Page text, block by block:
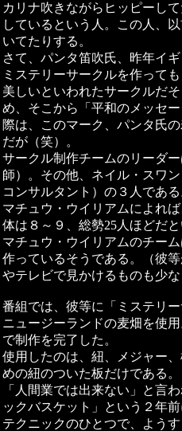
カリナ吹きながらヒッピーし
しているという人。この人、
いてたりする。
さて、パンタ笛吹氏、昨年イ
ミステリーサークルを作って
美しいといわれたサークルだ
め、そこから「平和のメッセ
際は、このマーク、パンタ氏
だが（笑）。
サークル制作チームのリーダ
師）。その他、ネイル・スワ
コンサルタント）の３人である
マチュウ・ウイリアムによれ
体は８～９、総勢25人ほどだと
マチュウ・ウイリアムのチー
作っているそうである。（彼
やテレビで見かけるものも少な
番組では、彼等に「ミステリ
ニュージーランドの麦畑を使
で制作を完了した。
使用したのは、紐、メジャー
めの紐のついた板だけである。
「人間業では出来ない」と言
ックバスケット」という２年
テクニックのひとつで、よう